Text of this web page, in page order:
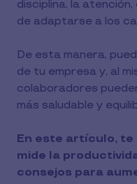
disciplina, la
de adaptarse a los
De esta manera,
de tu empresa y, al
colaboradores
más saludable y
En este artículo, te
mide la
consejos para